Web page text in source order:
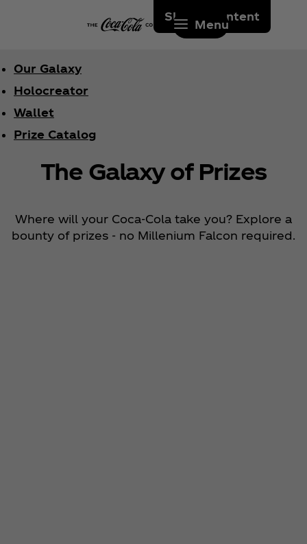
Skip to content
Menu
Our Galaxy
Holocreator
Wallet
Prize Catalog
The Galaxy of Prizes
Where will your Coca‑Cola take you? Explore a
bounty of prizes - no Millenium Falcon required.